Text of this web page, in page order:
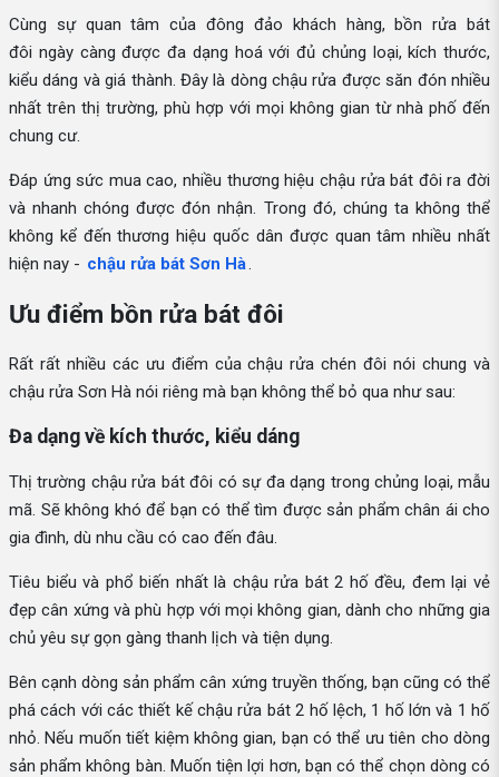
Cùng sự quan tâm của đông đảo khách hàng, bồn rửa bát
đôi ngày càng được đa dạng hoá với đủ chủng loại, kích thước,
kiểu dáng và giá thành. Đây là dòng chậu rửa được săn đón nhiều
nhất trên thị trường, phù hợp với mọi không gian từ nhà phố đến
chung cư.
Đáp ứng sức mua cao, nhiều thương hiệu chậu rửa bát đôi ra đời
và nhanh chóng được đón nhận. Trong đó, chúng ta không thể
không kể đến thương hiệu quốc dân được quan tâm nhiều nhất
hiện nay - chậu rửa bát Sơn Hà.
Ưu điểm bồn rửa bát đôi
Rất rất nhiều các ưu điểm của chậu rửa chén đôi nói chung và
chậu rửa Sơn Hà nói riêng mà bạn không thể bỏ qua như sau:
Đa dạng về kích thước, kiểu dáng
Thị trường chậu rửa bát đôi có sự đa dạng trong chủng loại, mẫu
mã. Sẽ không khó để bạn có thể tìm được sản phẩm chân ái cho
gia đình, dù nhu cầu có cao đến đâu.
Tiêu biểu và phổ biến nhất là chậu rửa bát 2 hố đều, đem lại vẻ
đẹp cân xứng và phù hợp với mọi không gian, dành cho những gia
chủ yêu sự gọn gàng thanh lịch và tiện dụng.
Bên cạnh dòng sản phẩm cân xứng truyền thống, bạn cũng có thể
phá cách với các thiết kế chậu rửa bát 2 hố lệch, 1 hố lớn và 1 hố
nhỏ. Nếu muốn tiết kiệm không gian, bạn có thể ưu tiên cho dòng
sản phẩm không bàn. Muốn tiện lợi hơn, bạn có thể chọn dòng có